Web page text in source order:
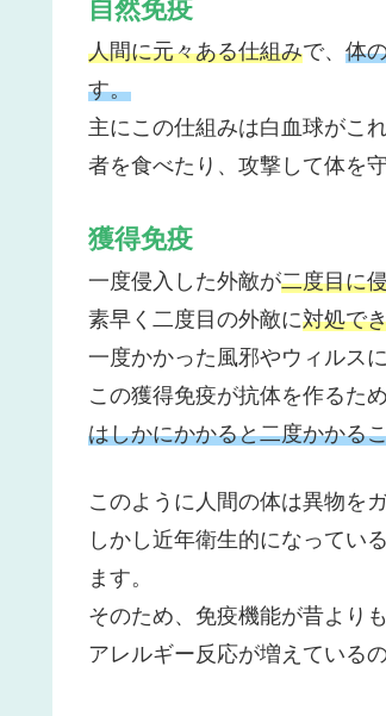
自然免疫
人間に元々ある仕組みで、 体
す。
主にこの仕組みは白血球がこ
者を食べたり、攻撃して体を守
獲得免疫
一度侵入した外敵が二度目に
素早く二度目の外敵に対処で
一度かかった風邪やウィルス
この獲得免疫が抗体を作るた
はしかにかかると二度かかる
このように人間の体は異物を
しかし近年衛生的になってい
ます。
そのため、免疫機能が昔より
アレルギー反応が増えている